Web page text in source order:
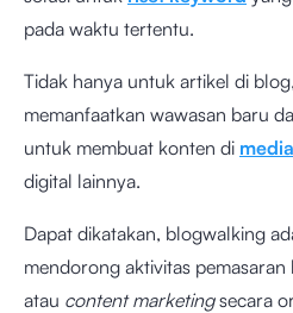
pada waktu tertentu.
Tidak hanya untuk artikel di
memanfaatkan wawasan baru
untuk membuat konten di
digital lainnya.
Dapat dikatakan, blogwalking
mendorong aktivitas pemasaran
atau content marketingsecara